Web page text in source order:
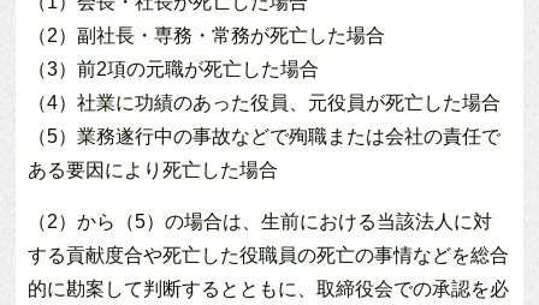
（2）副社長・専務・常務が死亡した場合
（3）前2項の元職が死亡した場合
（4）社業に功績のあった役員、元役員が死亡した場合
（5）業務遂行中の事故などで殉職または会社の責任で
ある要因により死亡した場合
（2）から（5）の場合は、生前における当該法人に対
する貢献度合や死亡した役職員の死亡の事情などを総合
的に勘案して判断するとともに、取締役会での承認を必